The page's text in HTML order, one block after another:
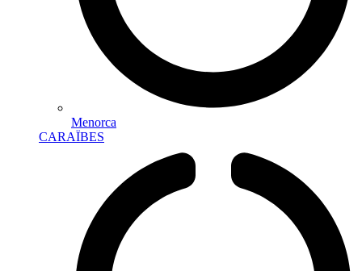
Menorca
CARAÏBES